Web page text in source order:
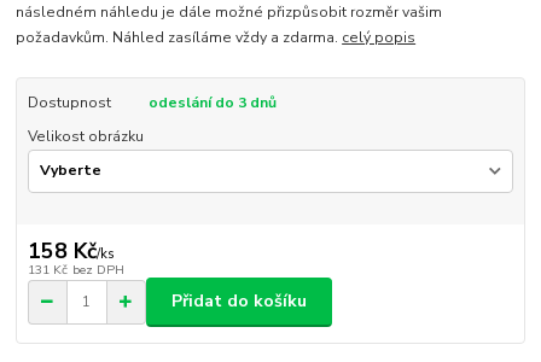
následném náhledu je dále možné přizpůsobit rozměr vašim
požadavkům. Náhled zasíláme vždy a zdarma. celý popis
Dostupnost
odeslání do 3 dnů
Velikost obrázku
158 Kč/ks
131 Kč bez DPH
Přidat do košíku